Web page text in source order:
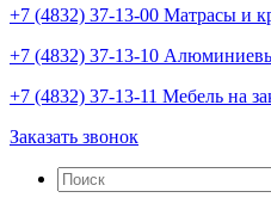
+7 (4832) 37-13-00 Матрасы и
+7 (4832) 37-13-10
+7 (4832) 37-13-11 Мебель на
Заказать звонок